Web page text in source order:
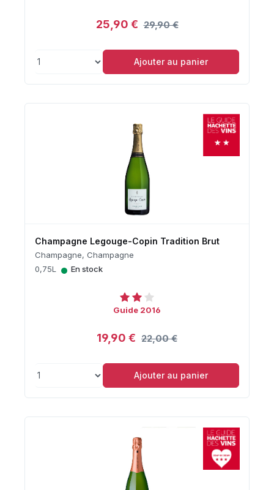
25,90 € 29,90 €
Ajouter au panier
Champagne Legouge-Copin Tradition Brut
Champagne, Champagne
0,75L
• En stock
Guide 2016
19,90 € 22,00 €
Ajouter au panier